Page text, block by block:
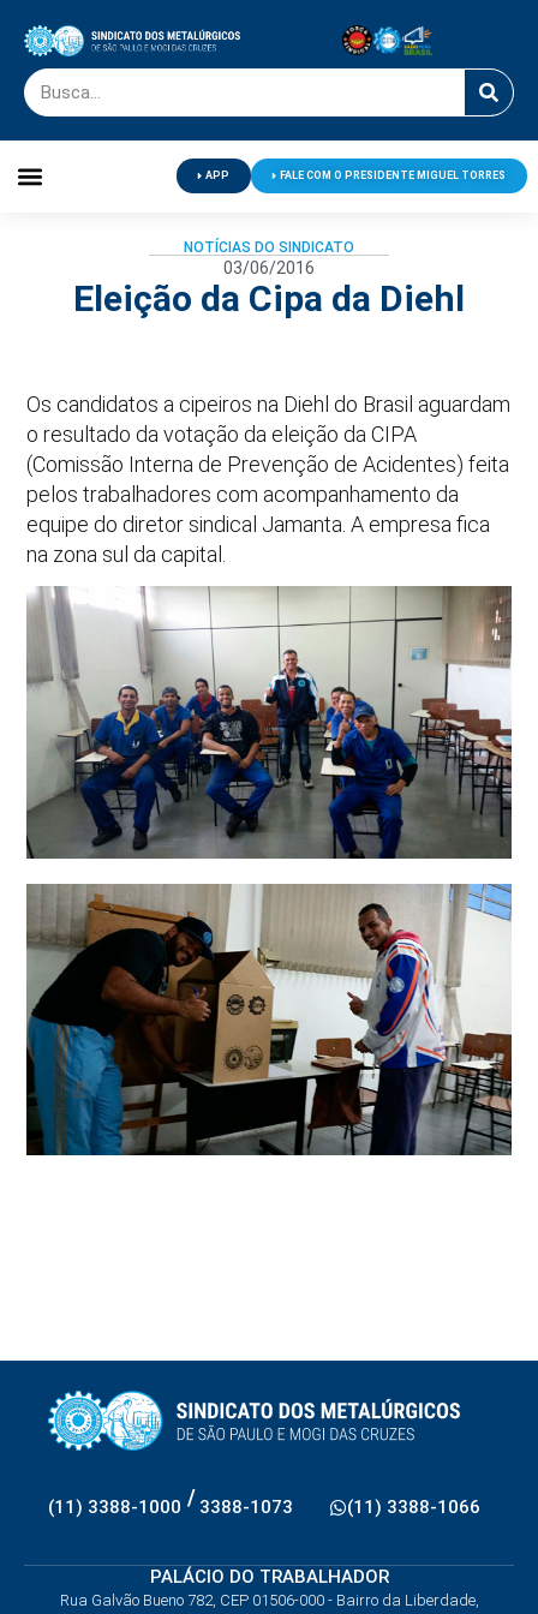
APP FALE COM O PRESIDENTE MIGUEL TORRES
NOTÍCIAS DO SINDICATO
03/06/2016
Eleição da Cipa da Diehl
Os candidatos a cipeiros na Diehl do Brasil aguardam
o resultado da votação da eleição da CIPA
(Comissão Interna de Prevenção de Acidentes) feita
pelos trabalhadores com acompanhamento da
equipe do diretor sindical Jamanta. A empresa fica
na zona sul da capital.
(11) 3388-1000 / 3388-1073 (11) 3388-1066
PALÁCIO DO TRABALHADOR
Rua Galvão Bueno 782, CEP 01506-000 - Bairro da Liberdade,